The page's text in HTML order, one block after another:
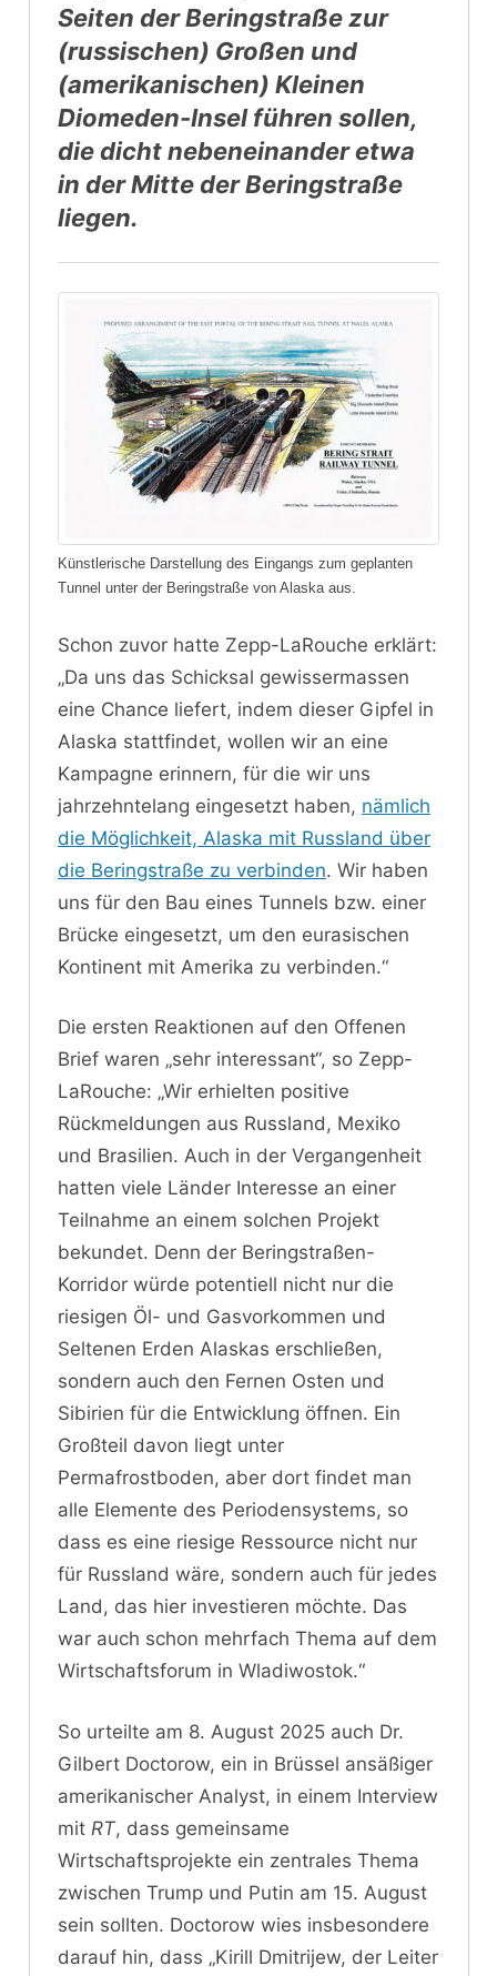
Seiten der Beringstraße zur
(russischen) Großen und
(amerikanischen) Kleinen
Diomeden-Insel führen sollen,
die dicht nebeneinander etwa
in der Mitte der Beringstraße
liegen.
Künstlerische Darstellung des Eingangs zum geplanten
Tunnel unter der Beringstraße von Alaska aus.
Schon zuvor hatte Zepp-LaRouche erklärt:
„Da uns das Schicksal gewissermassen
eine Chance liefert, indem dieser Gipfel in
Alaska stattfindet, wollen wir an eine
Kampagne erinnern, für die wir uns
jahrzehntelang eingesetzt haben, nämlich
die Möglichkeit, Alaska mit Russland über
die Beringstraße zu verbinden. Wir haben
uns für den Bau eines Tunnels bzw. einer
Brücke eingesetzt, um den eurasischen
Kontinent mit Amerika zu verbinden.“
Die ersten Reaktionen auf den Offenen
Brief waren „sehr interessant“, so Zepp-
LaRouche: „Wir erhielten positive
Rückmeldungen aus Russland, Mexiko
und Brasilien. Auch in der Vergangenheit
hatten viele Länder Interesse an einer
Teilnahme an einem solchen Projekt
bekundet. Denn der Beringstraßen-
Korridor würde potentiell nicht nur die
riesigen Öl- und Gasvorkommen und
Seltenen Erden Alaskas erschließen,
sondern auch den Fernen Osten und
Sibirien für die Entwicklung öffnen. Ein
Großteil davon liegt unter
Permafrostboden, aber dort findet man
alle Elemente des Periodensystems, so
dass es eine riesige Ressource nicht nur
für Russland wäre, sondern auch für jedes
Land, das hier investieren möchte. Das
war auch schon mehrfach Thema auf dem
Wirtschaftsforum in Wladiwostok.“
So urteilte am 8. August 2025 auch Dr.
Gilbert Doctorow, ein in Brüssel ansäßiger
amerikanischer Analyst, in einem Interview
mit RT, dass gemeinsame
Wirtschaftsprojekte ein zentrales Thema
zwischen Trump und Putin am 15. August
sein sollten. Doctorow wies insbesondere
darauf hin, dass „Kirill Dmitrijew, der Leiter